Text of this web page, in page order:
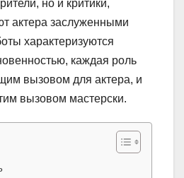
но и критики,
актера заслуженными
характеризуются
каждая роль
вызовом для актера, и
вызовом мастерски.